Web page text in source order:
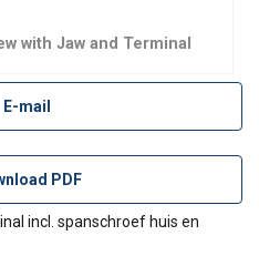
with Jaw and Terminal
E-mail
PDF
incl. spanschroef huis en